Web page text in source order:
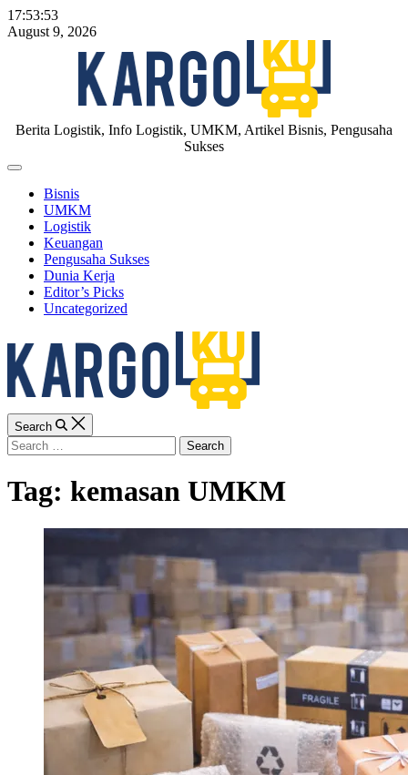
Skip
to
17:53:53
August 9, 2026
KARGOKU.ID
Berita Logistik, Info Logistik, UMKM, Artikel Bisnis, Pengusaha
Sukses
Off
CanvasBisnis
UMKM
Logistik
Keuangan
Pengusaha Sukses
Dunia Kerja
Editor’s Picks
Uncategorized
Search
Search
for:
Tag: kemasan UMKM